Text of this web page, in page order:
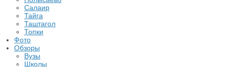
Салаир
Тайга
Таштагол
Топки
Фото
Обзоры
Вузы
Школы